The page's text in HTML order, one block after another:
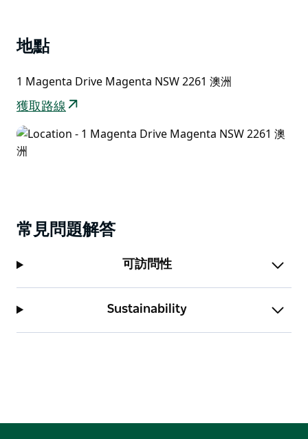
地點
1 Magenta Drive Magenta NSW 2261 澳洲
獲取路線
常見問題解答
可訪問性
Sustainability